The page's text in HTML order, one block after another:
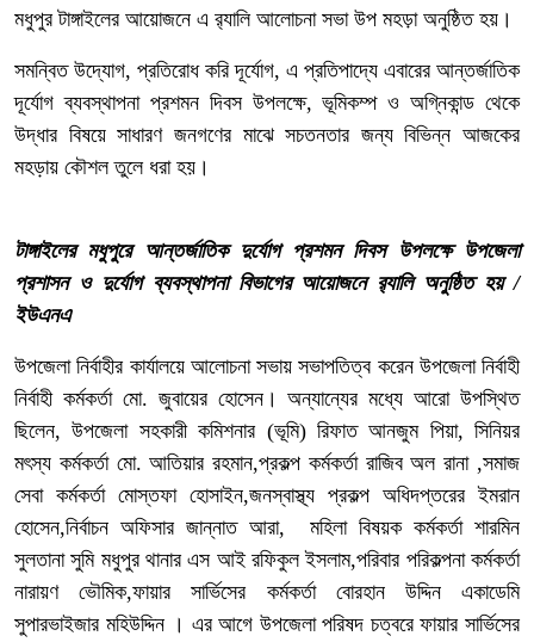
মধুপুর টাঙ্গাইলের আয়োজনে এ র‍্যালি আলোচনা সভা উপ মহড়া অনুষ্ঠিত হয়।
সমন্বিত উদ্যোগ, প্রতিরোধ করি দূর্যোগ, এ প্রতিপাদ্যে এবারের আন্তর্জাতিক
দূর্যোগ ব্যবস্থাপনা প্রশমন দিবস উপলক্ষে, ভূমিকম্প ও অগ্নিকান্ড থেকে
উদ্ধার বিষয়ে সাধারণ জনগণের মাঝে সচতনতার জন্য বিভিন্ন আজকের
মহড়ায় কৌশল তুলে ধরা হয়।
টাঙ্গাইলের মধুপুরে আন্তর্জাতিক দুর্যোগ প্রশমন দিবস উপলক্ষে উপজেলা
প্রশাসন ও দুর্যোগ ব্যবস্থাপনা বিভাগের আয়োজনে র‌্যালি অনুষ্ঠিত হয় /
ইউএনএ
উপজেলা নির্বাহীর কার্যালয়ে আলোচনা সভায় সভাপতিত্ব করেন উপজেলা নির্বাহী
নির্বাহী কর্মকর্তা মো. জুবায়ের হোসেন। অন্যান্যের মধ্যে আরো উপস্থিত
ছিলেন, উপজেলা সহকারী কমিশনার (ভূমি) রিফাত আনজুম পিয়া, সিনিয়র
মৎস্য কর্মকর্তা মো. আতিয়ার রহমান,প্রকল্প কর্মকর্তা রাজিব অল রানা ,সমাজ
সেবা কর্মকর্তা মোস্তফা হোসাইন,জনস্বাস্থ্য প্রকল্প অধিদপ্তরের ইমরান
হোসেন,নির্বাচন অফিসার জান্নাত আরা, মহিলা বিষয়ক কর্মকর্তা শারমিন
সুলতানা সুমি মধুপুর থানার এস আই রফিকুল ইসলাম,পরিবার পরিকল্পনা কর্মকর্তা
নারায়ণ ভৌমিক,ফায়ার সার্ভিসের কর্মকর্তা বোরহান উদ্দিন একাডেমি
সুপারভাইজার মহিউদ্দিন । এর আগে উপজেলা পরিষদ চত্বরে ফায়ার সার্ভিসের